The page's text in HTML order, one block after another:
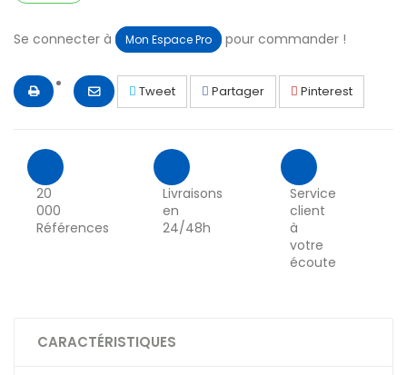
Se connecter à Mon Espace Pro pour commander !
Tweet Partager Pinterest
20
000
Références
Livraisons
en
24/48h
Service
client
à
votre
écoute
CARACTÉRISTIQUES